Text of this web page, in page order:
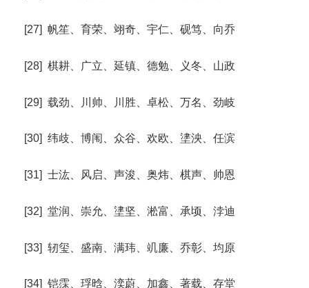
[27] 帆笙、育荣、翊奇、宇仁、砚笃、向乔
[28] 棋耕、广立、延镇、德勉、义冬、山政
[29] 载劲、川帅、川胜、卓松、万名、劲岐
[30] 纬歧、博闱、众谷、欢欧、堻泱、任滨
[31] 士汯、风启、声浚、奥炜、棋声、帅恩
[32] 堂润、崇允、堻坚、淞富、承顷、浡迪
[33] 轫玺、盛南、满玮、竌廉、乔彰、均原
[34] 铠霂、琈晗、湙蔚、加鑫、著载、存堂